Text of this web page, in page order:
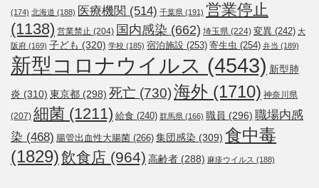
(174) 北海道 (188) 医療機関 (514) 千葉県 (191) 営業停止
(1138) 営業禁止 (204) 国内感染 (662) 埼玉県 (224) 変異 (242) 大
阪府 (169) 子ども (320) 学校 (185) 宿泊施設 (253) 寄生虫 (254) 弁当 (189)
新型コロナウイルス (4543) 新型肺
炎 (310) 東京都 (298) 死亡 (730)海外 (1710) 神奈川県
(207) 細菌 (1211) 給食 (240) 群馬県 (166) 職員 (296) 職場内感
染 (468) 腸管出血性大腸菌 (266) 集団感染 (309) 食中毒
(1829)飲食店 (964) 高齢者 (288) 麻疹ウイルス (188)